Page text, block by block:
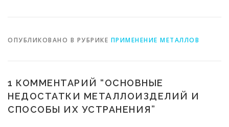
ОПУБЛИКОВАНО В РУБРИКЕ ПРИМЕНЕНИЕ МЕТАЛЛОВ
1 КОММЕНТАРИЙ “ОСНОВНЫЕ
НЕДОСТАТКИ МЕТАЛЛОИЗДЕЛИЙ И
СПОСОБЫ ИХ УСТРАНЕНИЯ”